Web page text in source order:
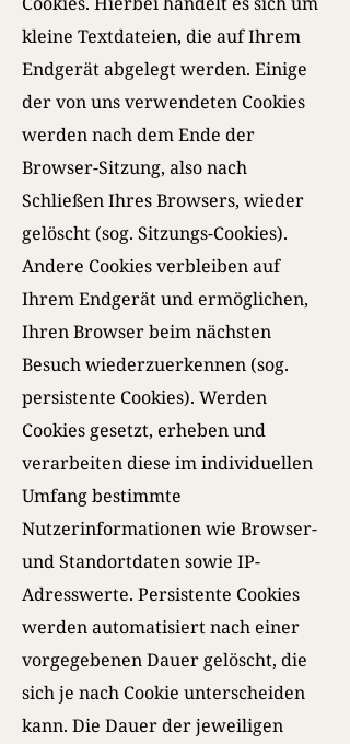
kleine Textdateien, die auf Ihrem
Endgerät abgelegt werden. Einige
der von uns verwendeten Cookies
werden nach dem Ende der
Browser-Sitzung, also nach
Schließen Ihres Browsers, wieder
gelöscht (sog. Sitzungs-Cookies).
Andere Cookies verbleiben auf
Ihrem Endgerät und ermöglichen,
Ihren Browser beim nächsten
Besuch wiederzuerkennen (sog.
persistente Cookies). Werden
Cookies gesetzt, erheben und
verarbeiten diese im individuellen
Umfang bestimmte
Nutzerinformationen wie Browser-
und Standortdaten sowie IP-
Adresswerte. Persistente Cookies
werden automatisiert nach einer
vorgegebenen Dauer gelöscht, die
sich je nach Cookie unterscheiden
kann. Die Dauer der jeweiligen